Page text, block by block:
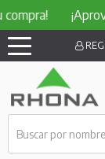
¡Aprovecha